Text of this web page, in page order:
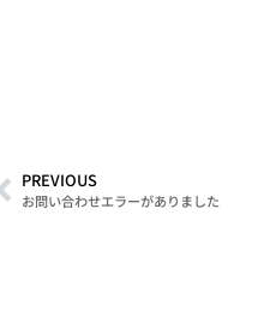
PREVIOUS
お問い合わせエラーがありました